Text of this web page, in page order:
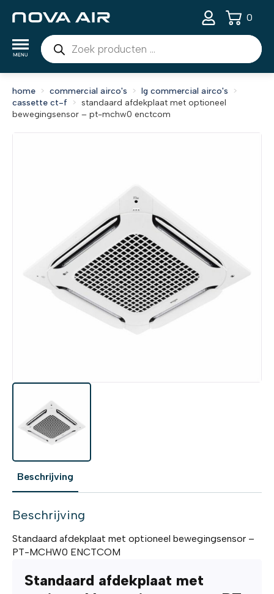
Producten
zoeken
0
home commercial airco's
lg commercial airco's
cassette ct-f
standaard afdekplaat met optioneel
bewegingsensor – pt-mchw0 enctcom
Beschrijving
Beschrijving
Standaard afdekplaat met optioneel bewegingsensor –
PT-MCHW0 ENCTCOM
Standaard afdekplaat met